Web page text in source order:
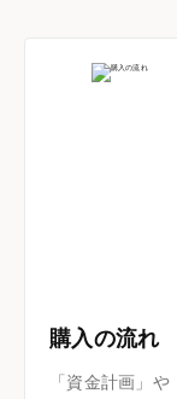
購入の流れ
「資金計画」